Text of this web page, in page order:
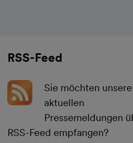
RSS-Feed
Sie möchten unsere
aktuellen
Pressemeldungen
RSS-Feed empfangen?